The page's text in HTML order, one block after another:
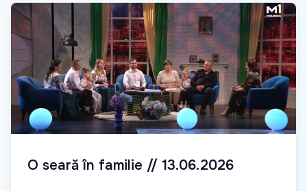
O seară în familie // 13.06.2026